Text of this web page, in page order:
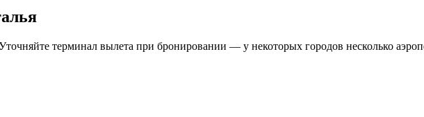
терминал вылета при бронировании — у некоторых городов несколько